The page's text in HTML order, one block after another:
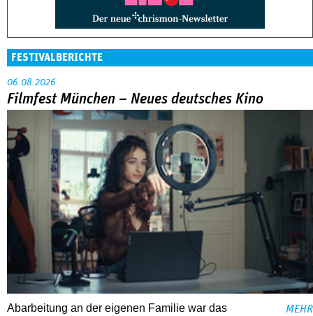
FESTIVALBERICHTE
06.08.2026
Filmfest München – Neues deutsches Kino
Abarbeitung an der eigenen Familie war das
MEHR